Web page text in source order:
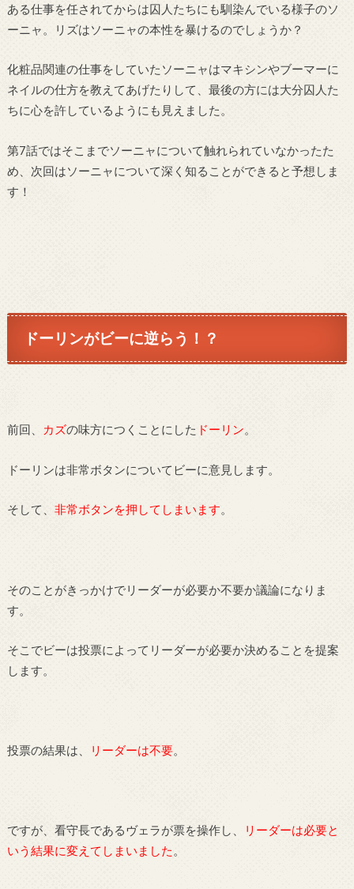
ある仕事を任されてからは囚人たちにも馴染んでいる様子のソ
ーニャ。リズはソーニャの本性を暴けるのでしょうか？
化粧品関連の仕事をしていたソーニャはマキシンやブーマーに
ネイルの仕方を教えてあげたりして、最後の方には大分囚人た
ちに心を許しているようにも見えました。
第7話ではそこまでソーニャについて触れられていなかったた
め、次回はソーニャについて深く知ることができると予想しま
す！
ドーリンがビーに逆らう！？
前回、 カズの味方につくことにした ドーリン。
ドーリンは非常ボタンについてビーに意見します。
そして、 非常ボタンを押してしまいます。
そのことがきっかけでリーダーが必要か不要か議論になりま
す。
そこでビーは投票によってリーダーが必要か決めることを提案
します。
投票の結果は、 リーダーは不要。
ですが、看守長であるヴェラが票を操作し、
リーダーは必要と
いう結果に変えてしまいました 。